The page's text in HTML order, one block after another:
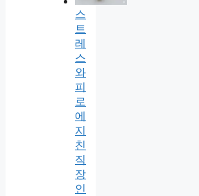
스
트
레
스
와
피
로
에
지
친
직
장
인